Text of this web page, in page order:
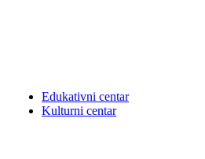
Edukativni centar
Kulturni centar